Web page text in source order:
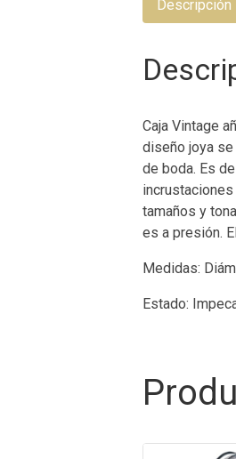
Descripción
Caja Vintage
diseño joya
de boda. Es
tamaños y
es a presión.
Medidas:
Estado: